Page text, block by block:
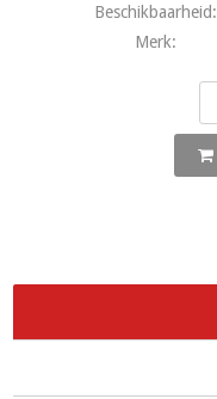
Beschikbaarheid:
Merk: